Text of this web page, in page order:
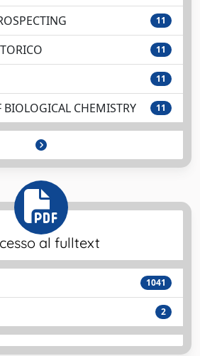
11
11
11
BIOLOGICAL CHEMISTRY 11
al fulltext
1041
2